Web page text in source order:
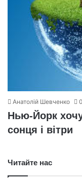
Анатолій Шевченко
Нью-Йорк
сонця і вітри
Читайте нас